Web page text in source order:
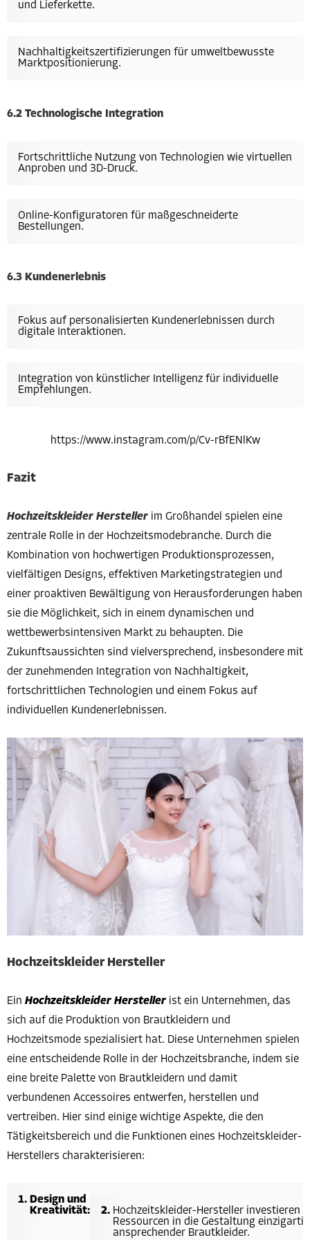
und Lieferkette.
Nachhaltigkeitszertifizierungen für umweltbewusste
Marktpositionierung.
6.2 Technologische Integration
Fortschrittliche Nutzung von Technologien wie virtuellen
Anproben und 3D-Druck.
Online-Konfiguratoren für maßgeschneiderte
Bestellungen.
6.3 Kundenerlebnis
Fokus auf personalisierten Kundenerlebnissen durch
digitale Interaktionen.
Integration von künstlicher Intelligenz für individuelle
Empfehlungen.
https://www.instagram.com/p/Cv-rBfENlKw
Fazit
Hochzeitskleider Hersteller im Großhandel spielen eine
zentrale Rolle in der Hochzeitsmodebranche. Durch die
Kombination von hochwertigen Produktionsprozessen,
vielfältigen Designs, effektiven Marketingstrategien und
einer proaktiven Bewältigung von Herausforderungen haben
sie die Möglichkeit, sich in einem dynamischen und
wettbewerbsintensiven Markt zu behaupten. Die
Zukunftsaussichten sind vielversprechend, insbesondere mit
der zunehmenden Integration von Nachhaltigkeit,
fortschrittlichen Technologien und einem Fokus auf
individuellen Kundenerlebnissen.
Hochzeitskleider Hersteller
Ein Hochzeitskleider Hersteller ist ein Unternehmen, das
sich auf die Produktion von Brautkleidern und
Hochzeitsmode spezialisiert hat. Diese Unternehmen spielen
eine entscheidende Rolle in der Hochzeitsbranche, indem sie
eine breite Palette von Brautkleidern und damit
verbundenen Accessoires entwerfen, herstellen und
vertreiben. Hier sind einige wichtige Aspekte, die den
Tätigkeitsbereich und die Funktionen eines Hochzeitskleider-
Herstellers charakterisieren:
Design und
Kreativität:
Hochzeitskleider-Hersteller investieren
Ressourcen in die Gestaltung
ansprechender Brautkleider.